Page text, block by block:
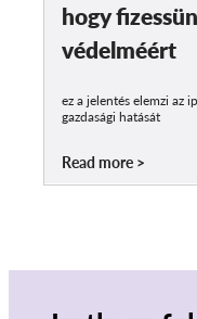
hogy
védelméért
ez a jelentés elemzi az
gazdasági hatását
Read more